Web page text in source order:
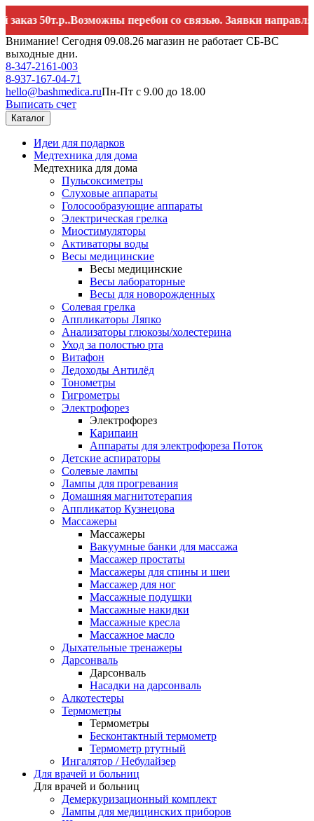
перебои со связью. Заявки направляйте
Внимание! Сегодня 09.08.26 магазин не работает СБ-ВС
выходные дни.
8-347-2161-003
8-937-167-04-71
hello@bashmedica.ruПн-Пт с 9.00 до 18.00
Выписать счет
Каталог
Идеи для подарков
Медтехника для дома
Медтехника для дома
Пульсоксиметры
Слуховые аппараты
Голосообразующие аппараты
Электрическая грелка
Миостимуляторы
Активаторы воды
Весы медицинские
Весы медицинские
Весы лабораторные
Весы для новорожденных
Солевая грелка
Аппликаторы Ляпко
Анализаторы глюкозы/холестерина
Уход за полостью рта
Витафон
Ледоходы Антилёд
Тонометры
Гигрометры
Электрофорез
Электрофорез
Карипаин
Аппараты для электрофореза Поток
Детские аспираторы
Солевые лампы
Лампы для прогревания
Домашняя магнитотерапия
Аппликатор Кузнецова
Массажеры
Массажеры
Вакуумные банки для массажа
Массажер простаты
Массажеры для спины и шеи
Массажер для ног
Массажные подушки
Массажные накидки
Массажные кресла
Массажное масло
Дыхательные тренажеры
Дарсонваль
Дарсонваль
Насадки на дарсонваль
Алкотестеры
Термометры
Термометры
Бесконтактный термометр
Термометр ртутный
Ингалятор / Небулайзер
Для врачей и больниц
Для врачей и больниц
Демеркуризационный комплект
Лампы для медицинских приборов